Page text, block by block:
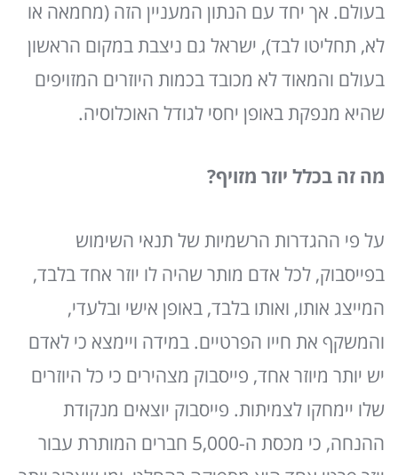
בעולם. אך יחד עם הנתון המעניין הזה (מחמאה או
לא, תחליטו לבד), ישראל גם ניצבת במקום הראשון
בעולם והמאוד לא מכובד בכמות היוזרים המזויפים
שהיא מנפקת באופן יחסי לגודל האוכלוסיה.
מה זה בכלל יוזר מזויף?
על פי ההגדרות הרשמיות של תנאי השימוש
בפייסבוק, לכל אדם מותר שהיה לו יוזר אחד בלבד,
המייצג אותו, ואותו בלבד, באופן אישי ובלעדי,
והמשקף את חייו הפרטיים. במידה ויימצא כי לאדם
יש יותר מיוזר אחד, פייסבוק מצהירים כי כל היוזרים
שלו יימחקו לצמיתות. פייסבוק יוצאים מנקודת
ההנחה, כי מכסת ה-5,000 חברים המותרת עבור